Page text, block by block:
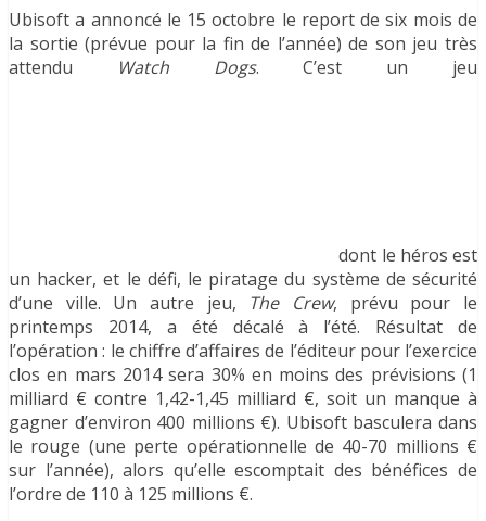
Ubisoft a annoncé le 15 octobre le report de six mois de
la sortie (prévue pour la fin de l’année) de son jeu très
attendu
Watch Dogs. C’est un jeu
dont le héros est
un hacker, et le défi, le piratage du système de sécurité
d’une ville. Un autre jeu, The Crew, prévu pour le
printemps 2014, a été décalé à l’été. Résultat de
l’opération : le chiffre d’affaires de l’éditeur pour l’exercice
clos en mars 2014 sera 30% en moins des prévisions (1
milliard € contre 1,42-1,45 milliard €, soit un manque à
gagner d’environ 400 millions €). Ubisoft basculera dans
le rouge (une perte opérationnelle de 40-70 millions €
sur l’année), alors qu’elle escomptait des bénéfices de
l’ordre de 110 à 125 millions €.